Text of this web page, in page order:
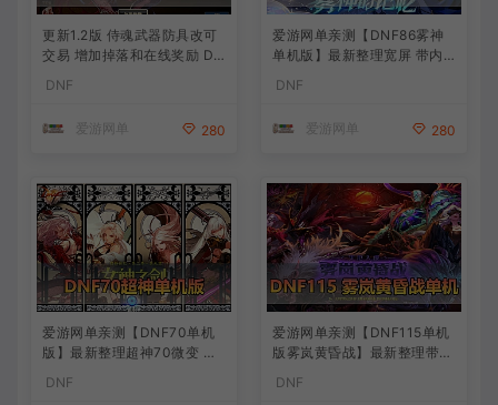
更新1.2版 侍魂武器防具改可
交易 增加掉落和在线奖励 DN
丰富异次元技能装备词条 护
能徽章 史诗装备特效徽章 技
DNF
爱游网单 280
爱游网单亲测【DNF86雾神
单机版】最新整理宽屏 带内
新深渊副本 技能护石 虚拟机
DNF
爱游网单 280
爱游网单亲测【DNF70单机
版】最新整理超神70微变 魂
内辅 异次元护石宝珠 未加密
DNF
爱游网单亲测【DNF115单机
版雾岚黄昏战】最新整理带魔
鬼剑女格斗新模型 美神 雾岚
DNF